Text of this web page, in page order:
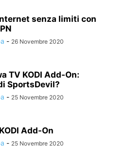
senza limiti con
- 26 Novembre 2020
TV KODI Add-On:
SportsDevil?
- 25 Novembre 2020
Add-On
- 25 Novembre 2020